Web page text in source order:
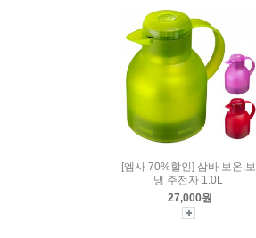
[엠사 70%할인] 삼바 보온,보
냉 주전자 1.0L
27,000원